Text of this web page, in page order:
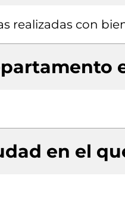
realizadas con
en el